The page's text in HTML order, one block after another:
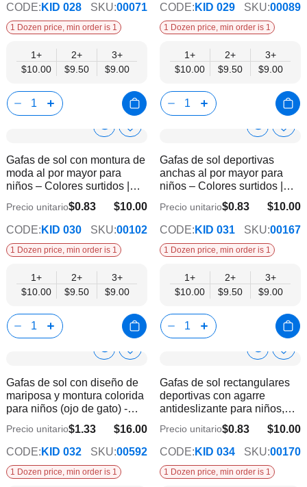
CODE: KID 028 SKU:00071
1 Dozen price, min order is 1
1+
$10.00
2+
$9.50
3+
$9.00
CODE: KID 029 SKU:00089
1 Dozen price, min order is 1
1+
$10.00
2+
$9.50
3+
$9.00
Show
Info
Añadir
la
de
deseos
Gafas de sol con montura de
moda al por mayor para
niños – Colores surtidos |
Protección UV400
$10.00
$9.00
Precio unitario$0.83
CODE: KID 030 SKU:00102
1 Dozen price, min order is 1
1+
$10.00
2+
$9.50
3+
$9.00
Show
Info
lista
de
Gafas de sol deportivas
anchas al por mayor para
niños – Colores surtidos |
Protección UV400
$10.00
$9.00
Precio unitario$0.83
CODE: KID 031 SKU:00167
1 Dozen price, min order is 1
1+
$10.00
2+
$9.50
3+
$9.00
Show
Info
Añadir
la
lista
de
deseos
Gafas de sol con diseño de
mariposa y montura colorida
para niños (ojo de gato) -
Protección UV
$16.00
$14.00
Precio unitario$1.33
CODE: KID 032 SKU:00592
1 Dozen price, min order is 1
Show
Info la
de
Gafas de sol rectangulares
deportivas con agarre
antideslizante para niños,
venta al por mayor – Colores
surtidos | Protección UV400
$10.00
$9.00
Precio unitario$0.83
CODE: KID 034 SKU:00170
1 Dozen price, min order is 1